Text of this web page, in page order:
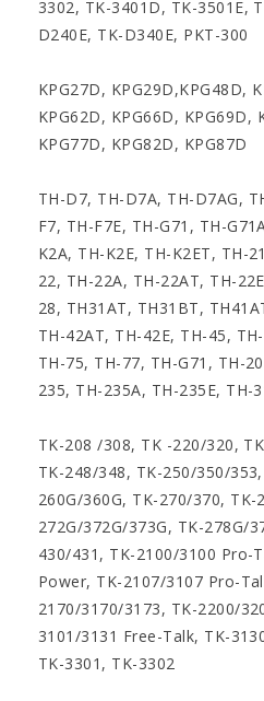
3302, TK-3401D, TK-3501E,
D240E, TK-D340E, PKT-300
KPG27D, KPG29D,KPG48D,
KPG62D, KPG66D, KPG69D,
KPG77D, KPG82D, KPG87D
TH-D7, TH-D7A, TH-D7AG,
F7, TH-F7E, TH-G71, TH-
K2A, TH-K2E, TH-K2ET, TH-
22, TH-22A, TH-22AT, TH-
28, TH31AT, TH31BT,
TH-42AT, TH-42E, TH-45,
TH-75, TH-77, TH-G71, TH-
235, TH-235A, TH-235E, TH-
TK-208 /308, TK -220/320,
TK-248/348, TK-250/350/
260G/360G, TK-270/370, TK-
272G/372G/373G, TK-278G/
430/431, TK-2100/3100 Pro-
Power, TK-2107/3107 Pro-
2170/3170/3173, TK-2200/
3101/3131 Free-Talk, TK-
TK-3301, TK-3302